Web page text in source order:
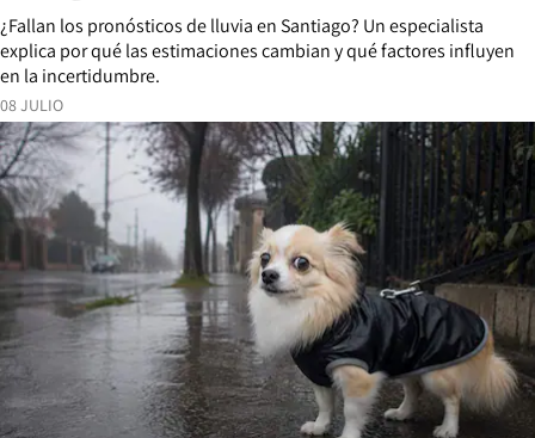
08 JULIO
¿Fallan los pronósticos de lluvia en Santiago? Un especialista
explica por qué las estimaciones cambian y qué factores influyen
en la incertidumbre.